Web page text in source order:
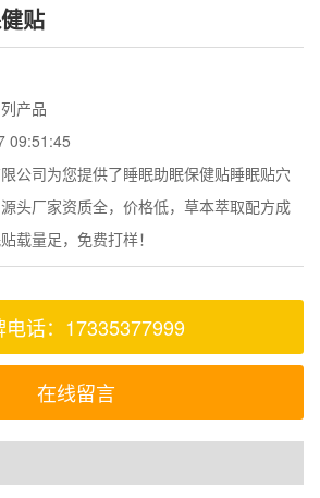
贴
产品
09:51:45
公司为您提供了睡眠助眠保健贴睡眠贴穴
头厂家资质全，价格低，草本萃取配方成
载量足，免费打样！
电话：17335377999
在线留言